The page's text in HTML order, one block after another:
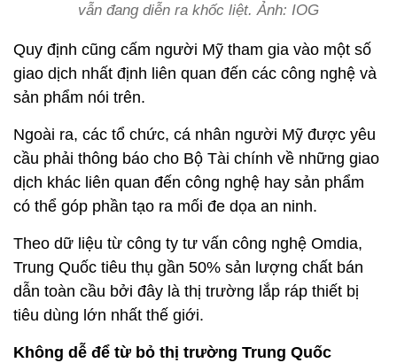
vẫn đang diễn ra khốc liệt. Ảnh: IOG
Quy định cũng cấm người Mỹ tham gia vào một số
giao dịch nhất định liên quan đến các công nghệ và
sản phẩm nói trên.
Ngoài ra, các tổ chức, cá nhân người Mỹ được yêu
cầu phải thông báo cho Bộ Tài chính về những giao
dịch khác liên quan đến công nghệ hay sản phẩm
có thể góp phần tạo ra mối đe dọa an ninh.
Theo dữ liệu từ công ty tư vấn công nghệ Omdia,
Trung Quốc tiêu thụ gần 50% sản lượng chất bán
dẫn toàn cầu bởi đây là thị trường lắp ráp thiết bị
tiêu dùng lớn nhất thế giới.
Không dễ để từ bỏ thị trường Trung Quốc